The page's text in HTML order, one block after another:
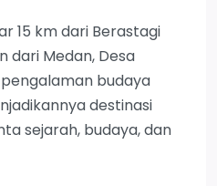
15 km dari Berastagi
dari Medan, Desa
budaya
destinasi
sejarah, budaya, dan